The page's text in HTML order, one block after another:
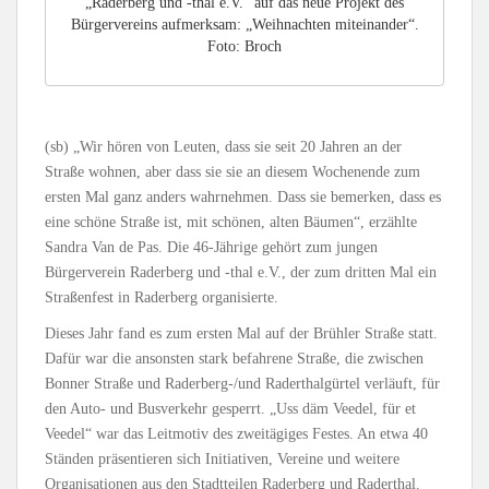
Bürgervereins aufmerksam: „Weihnachten miteinander“.
Foto: Broch
(sb) „Wir hören von Leuten, dass sie seit 20 Jahren an der
Straße wohnen, aber dass sie sie an diesem Wochenende zum
ersten Mal ganz anders wahrnehmen. Dass sie bemerken, dass es
eine schöne Straße ist, mit schönen, alten Bäumen“, erzählte
Sandra Van de Pas. Die 46-Jährige gehört zum jungen
Bürgerverein Raderberg und -thal e.V., der zum dritten Mal ein
Straßenfest in Raderberg organisierte.
Dieses Jahr fand es zum ersten Mal auf der Brühler Straße statt.
Dafür war die ansonsten stark befahrene Straße, die zwischen
Bonner Straße und Raderberg-/und Raderthalgürtel verläuft, für
den Auto- und Busverkehr gesperrt. „Uss däm Veedel, für et
Veedel“ war das Leitmotiv des zweitägiges Festes. An etwa 40
Ständen präsentieren sich Initiativen, Vereine und weitere
Organisationen aus den Stadtteilen Raderberg und Raderthal.